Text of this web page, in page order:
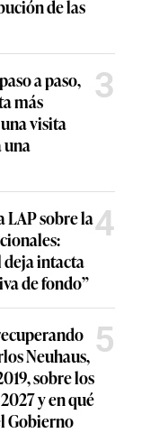
de las
a paso,
más
visita
una
3
LAP sobre la
deja intacta
de fondo”
4
Neuhaus,
sobre los
y en qué
Gobierno
5